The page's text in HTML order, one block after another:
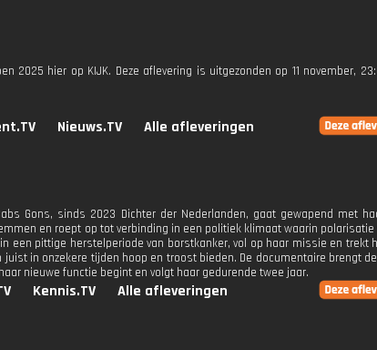
2025 hier op KIJK. Deze aflevering is uitgezonden op 11 november,
Nieuws.TV Alle afleveringen
Gons, sinds 2023 Dichter der Nederlanden, gaat gewapend met
en roept op tot verbinding in een politiek klimaat waarin polarisatie
een pittige herstelperiode van borstkanker, vol op haar missie en trekt
in onzekere tijden hoop en troost bieden. De documentaire brengt
nieuwe functie begint en volgt haar gedurende twee jaar.
Kennis.TV Alle afleveringen